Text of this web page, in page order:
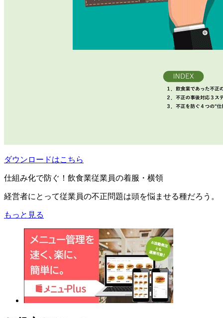
ダウンロードはこちら
仕組み化で防ぐ！飲食業従業員の着服・横領
経営者にとって従業員の不正問題は頭を悩ませる種だろう。
もっと見る